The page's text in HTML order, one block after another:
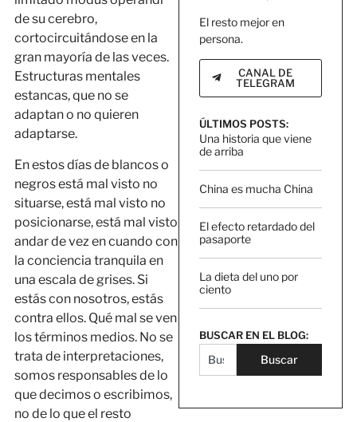
de su cerebro,
cortocircuitándose en la
gran mayoría de las veces.
Estructuras mentales
estancas, que no se
adaptan o no quieren
adaptarse.
En estos días de blancos o
negros está mal visto no
situarse, está mal visto no
posicionarse, está mal visto
andar de vez en cuando con
la conciencia tranquila en
una escala de grises. Si
estás con nosotros, estás
contra ellos. Qué mal se ven
los términos medios. No se
trata de interpretaciones,
somos responsables de lo
que decimos o escribimos,
no de lo que el resto
El resto mejor en
persona.
CANAL DE
TELEGRAM
ÚLTIMOS POSTS:
Una historia que viene
de arriba
China es mucha China
El efecto retardado del
pasaporte
La dieta del uno por
ciento
BUSCAR EN EL BLOG:
Buscar